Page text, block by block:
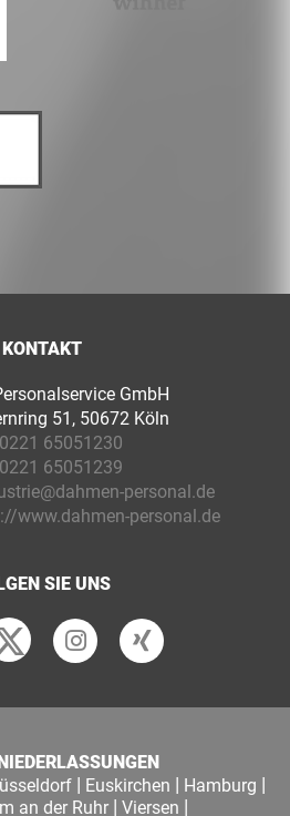
KONTAKT
GmbH
51, 50672 Köln
0221 65051230
0221 65051239
personal.de
www.dahmen-personal.de
SIE UNS
| Euskirchen | Hamburg |
an der Ruhr| Viersen |